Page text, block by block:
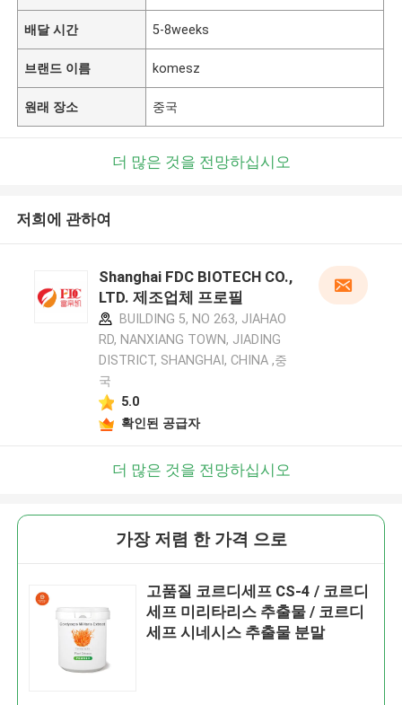
배달 시간 5-8weeks
브랜드 이름 komesz
원래 장소 중국
더 많은 것을 전망하십시오
저희에 관하여
Shanghai FDC BIOTECH CO.,
LTD. 제조업체 프로필
BUILDING 5, NO 263, JIAHAO
RD, NANXIANG TOWN, JIADING
DISTRICT, SHANGHAI, CHINA ,중
국
5.0
확인된 공급자
더 많은 것을 전망하십시오
가장 저렴 한 가격 으로
고품질 코르디세프 CS-4 / 코르디
세프 미리타리스 추출물 / 코르디
세프 시네시스 추출물 분말